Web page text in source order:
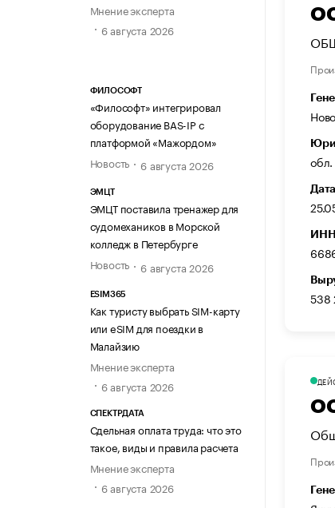
Мнение эксперта
6 августа 2026
ФИЛОСОФТ
«Философт» интегрировал
оборудование BAS-IP с
платформой «Мажордом»
Новость
6 августа 2026
ЭМЦТ
ЭМЦТ поставила тренажер для
судомехаников в Морской
колледж в Петербурге
Новость
6 августа 2026
ESIM365
Как туристу выбрать SIM-карту
или eSIM для поездки в
Малайзию
Мнение эксперта
6 августа 2026
СПЕКТРДАТА
Сдельная оплата труда: что это
такое, виды и правила расчета
Мнение эксперта
6 августа 2026
538